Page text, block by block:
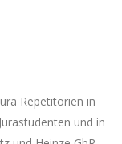
Repetitorien in
und in